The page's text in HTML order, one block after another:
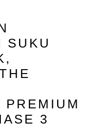
SUKU
PREMIUM
3